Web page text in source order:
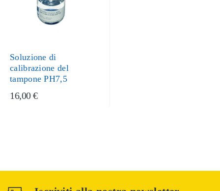
Soluzione di
calibrazione del
tampone PH7,5
16,00 €